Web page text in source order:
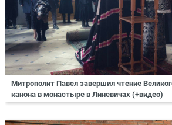
Митрополит Павел завершил чтение
канона в монастыре в Линевичах (+видео)